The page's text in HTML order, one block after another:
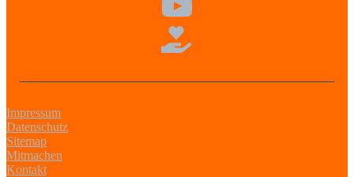
Impressum
Datenschutz
Sitemap
Mitmachen
Kontakt